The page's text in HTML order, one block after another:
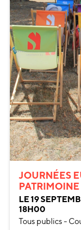
JOURNÉES
PATRIMOINE
LE 19
18H00
Tous publics -